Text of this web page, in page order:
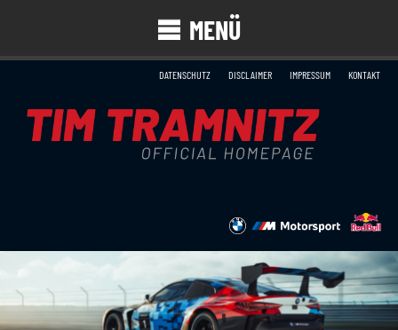
MENÜ
DATENSCHUTZ DISCLAIMER IMPRESSUM KONTAKT